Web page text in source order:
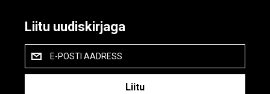
Liitu uudiskirjaga
E-POSTI AADRESS